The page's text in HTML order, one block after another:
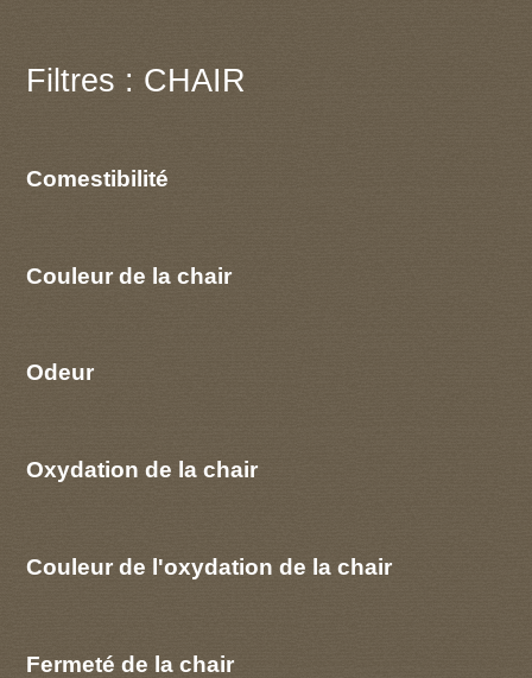
Filtres : CHAIR
Comestibilité
Couleur de la chair
Odeur
Oxydation de la chair
Couleur de l'oxydation de la chair
Fermeté de la chair